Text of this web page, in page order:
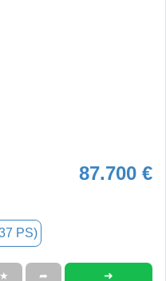
87.700 €
PS)
★ ➦ ➜